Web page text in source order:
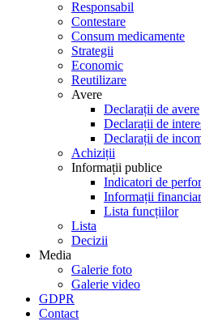
Responsabil
Contestare
Consum medicamente
Strategii
Economic
Reutilizare
Avere
Declarații de avere
Declarații de
Declarații de
Achiziții
Informații publice
Indicatori de
Informații
Lista funcțiilor
Lista
Decizii
Media
Galerie foto
Galerie video
GDPR
Contact